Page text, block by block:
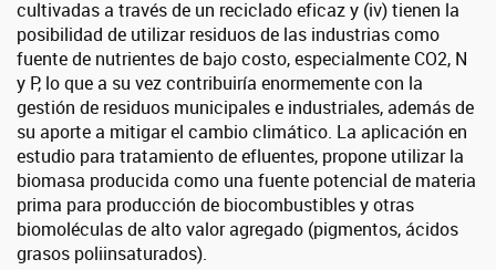
cultivadas a través de un reciclado eficaz y (iv) tienen la
posibilidad de utilizar residuos de las industrias como
fuente de nutrientes de bajo costo, especialmente CO2, N
y P, lo que a su vez contribuiría enormemente con la
gestión de residuos municipales e industriales, además de
su aporte a mitigar el cambio climático. La aplicación en
estudio para tratamiento de efluentes, propone utilizarla
biomasa producida como una fuente potencial de materia
prima para producción de biocombustibles y otras
biomoléculas de alto valor agregado (pigmentos, ácidos
grasos poliinsaturados).